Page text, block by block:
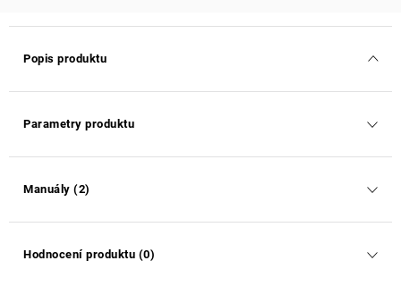
Popis produktu
Parametry produktu
Manuály (2)
Hodnocení produktu (0)